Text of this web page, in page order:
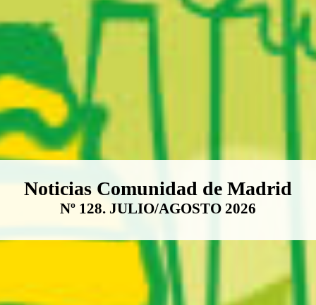
Boletín Noticias Comunidad de
Noticias Comunidad de Madrid
Nº 128. JULIO/AGOSTO 2026